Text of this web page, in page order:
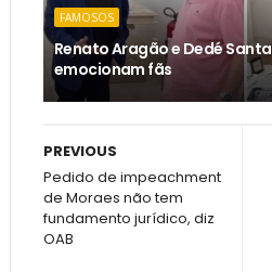
FAMOSOS
Renato Aragão e Dedé
emocionam fãs
PREVIOUS
Pedido de impeachment
de Moraes não tem
fundamento jurídico, diz
OAB